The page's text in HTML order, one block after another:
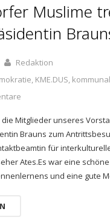
Muslime
Redaktion
, KME.DUS, kommunal
die Mitglieder unseres
Brauns zum
für
Ates.Es war eine
und eine gute